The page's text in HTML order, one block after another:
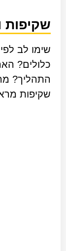
שקיפות
שימו לב
כלולים?
התהליך?
שקיפות